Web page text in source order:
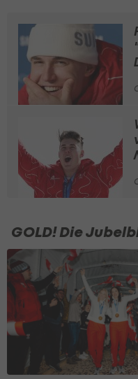
GOLD! Die